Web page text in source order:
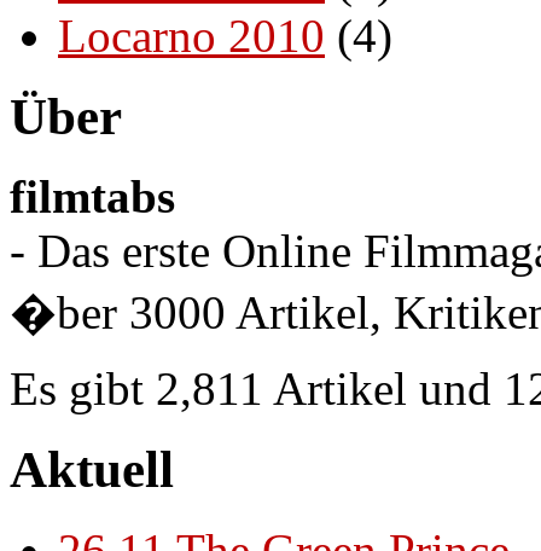
Locarno 2010 (4)
Über
filmtabs
- Das erste Online
�ber 3000 Artikel,
Es gibt 2,811 Artikel und
Aktuell